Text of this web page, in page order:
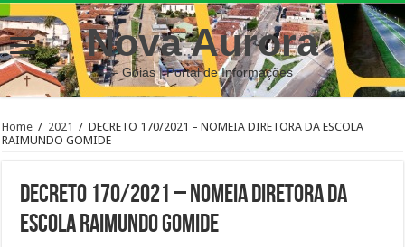
Nova Aurora
– Goiás | Portal de Informações
Home / 2021 / DECRETO 170/2021 – NOMEIA DIRETORA DA ESCOLA
RAIMUNDO GOMIDE
DECRETO 170/2021 – NOMEIA DIRETORA DA
ESCOLA RAIMUNDO GOMIDE